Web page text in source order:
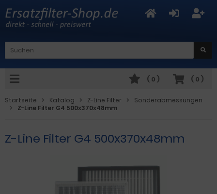
( 0 )
( 0 )
Startseite Katalog Z-Line Filter
Sonderabmessungen
Z-Line Filter G4 500x370x48mm
Z-Line Filter G4 500x370x48mm